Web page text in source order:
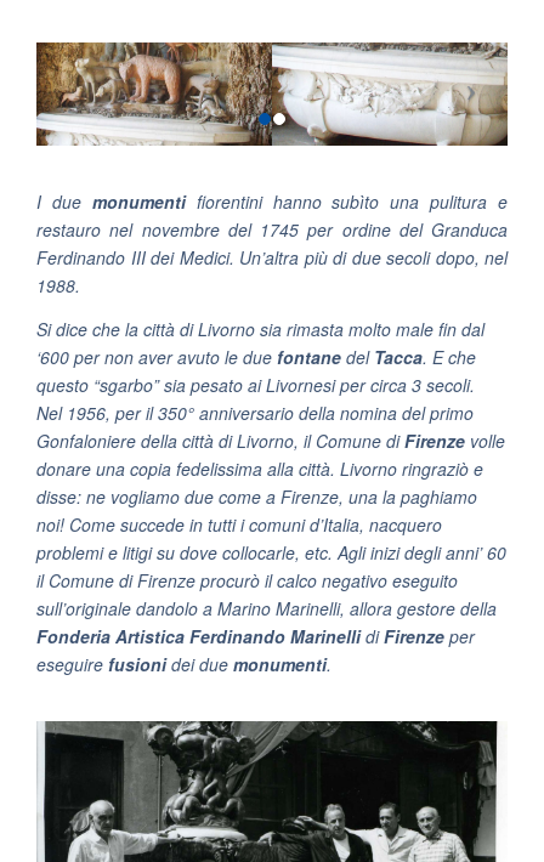
I due monumentifiorentini hanno subìto una pulitura e
restauro nel novembre del 1745 per ordine del Granduca
Ferdinando III dei Medici. Un’altra più di due secoli dopo, nel
1988.
Si dice che la città di Livorno sia rimasta molto male fin dal
‘600 per non aver avuto le due fontane del Tacca. E che
questo “sgarbo” sia pesato ai Livornesi per circa 3 secoli.
Nel 1956, per il 350° anniversario della nomina del primo
Gonfaloniere della città di Livorno, il Comune diFirenze volle
donare una copia fedelissima alla città. Livorno ringraziò e
disse: ne vogliamo due come a Firenze, una la paghiamo
noi! Come succede in tutti i comuni d’Italia, nacquero
problemi e litigi su dove collocarle, etc. Agli inizi degli anni’ 60
il Comune di Firenze procurò il calco negativo eseguito
sull’originale dandolo a Marino Marinelli, allora gestore della
Fonderia Artistica Ferdinando MarinellidiFirenze per
eseguire fusionidei due monumenti.